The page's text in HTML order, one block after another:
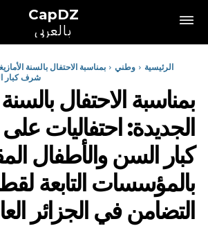
CapDZ
بالعربي
الرئيسية وطني
بمناسبة الاحتفال بالسنة
شرف كبار
بمناسبة الاحتفال بالسنة
الجديدة: احتفاليات
كبار السن والأطفال
بالمؤسسات التابعة
التضامن في الجزائر